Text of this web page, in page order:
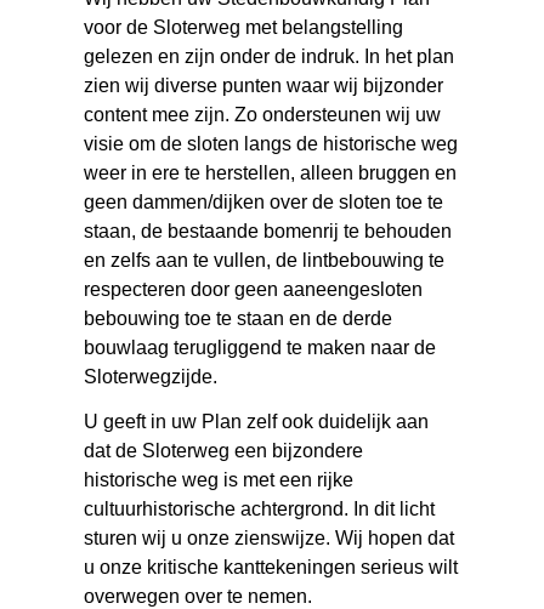
voor de Sloterweg met belangstelling
gelezen en zijn onder de indruk. In het plan
zien wij diverse punten waar wij bijzonder
content mee zijn. Zo ondersteunen wij uw
visie om de sloten langs de historische weg
weer in ere te herstellen, alleen bruggen en
geen dammen/dijken over de sloten toe te
staan, de bestaande bomenrij te behouden
en zelfs aan te vullen, de lintbebouwing te
respecteren door geen aaneengesloten
bebouwing toe te staan en de derde
bouwlaag terugliggend te maken naar de
Sloterwegzijde.
U geeft in uw Plan zelf ook duidelijk aan
dat de Sloterweg een bijzondere
historische weg is met een rijke
cultuurhistorische achtergrond. In dit licht
sturen wij u onze zienswijze. Wij hopen dat
u onze kritische kanttekeningen serieus wilt
overwegen over te nemen.